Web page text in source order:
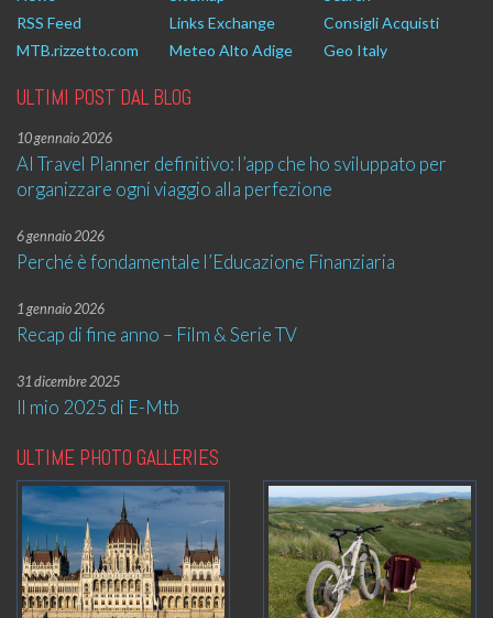
RSS Feed
Links Exchange
Consigli Acquisti
MTB.rizzetto.com
Meteo Alto Adige Geo Italy
ULTIMI POST DAL BLOG
10 gennaio 2026
AI Travel Planner definitivo: l’app che ho sviluppato per
organizzare ogni viaggio alla perfezione
6 gennaio 2026
Perché è fondamentale l’Educazione Finanziaria
1 gennaio 2026
Recap di fine anno – Film & Serie TV
31 dicembre 2025
Il mio 2025 di E-Mtb
ULTIME PHOTO GALLERIES